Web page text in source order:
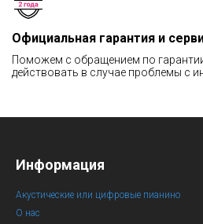
Официальная гарантия и
Поможем с обращением по
действовать в случае проблемы с
Информация
Акустические или цифровые пианино
О нас